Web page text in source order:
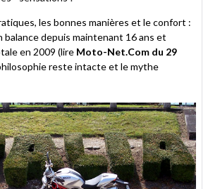
les bonnes manières et le confort :
balance depuis maintenant 16 ans et
en 2009 (lire Moto-Net.Com du 29
reste intacte et le mythe